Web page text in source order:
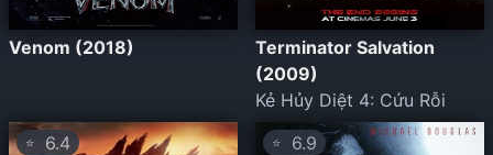
Venom (2018)
Terminator Salvation
(2009)
Kẻ Hủy Diệt 4: Cứu Rỗi
⭐ 6.4 ⭐ 6.9